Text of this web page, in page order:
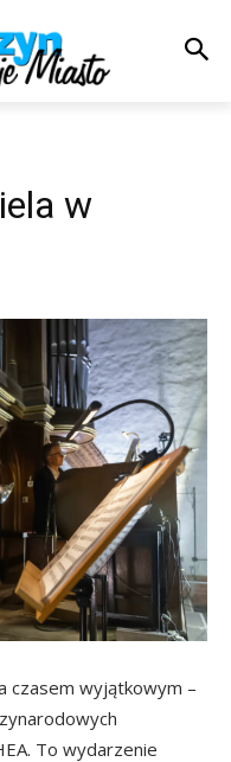
w
czasem wyjątkowym –
To wydarzenie